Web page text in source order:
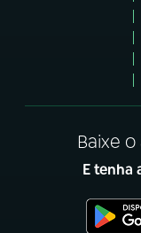
Baixe
E tenha